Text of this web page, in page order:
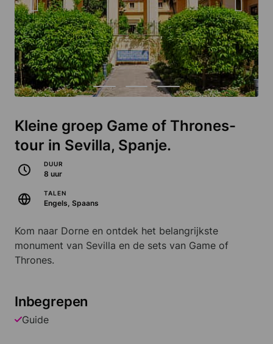
Kleine groep Game of Thrones-
tour in Sevilla, Spanje.
DUUR
8 uur
TALEN
Engels, Spaans
Kom naar Dorne en ontdek het belangrijkste
monument van Sevilla en de sets van Game of
Thrones.
Inbegrepen
Guide